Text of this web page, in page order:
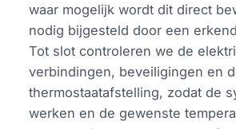
waar mogelijk wordt dit direct
nodig bijgesteld door een
Tot slot controleren we de
verbindingen, beveiligingen en
thermostaatafstelling, zodat de
werken en de gewenste